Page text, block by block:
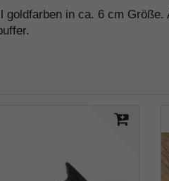
in ca. 6 cm